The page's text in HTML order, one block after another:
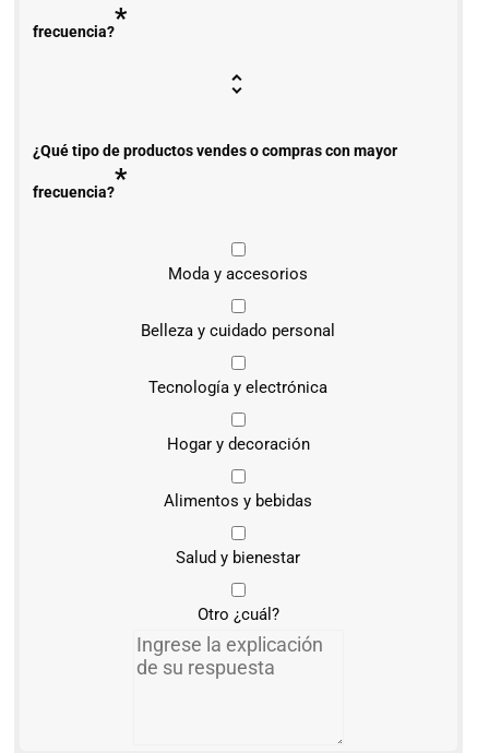
frecuencia?*
¿Qué tipo de productos vendes o compras con mayor
frecuencia?*
Moda y accesorios
Belleza y cuidado personal
Tecnología y electrónica
Hogar y decoración
Alimentos y bebidas
Salud y bienestar
Otro ¿cuál?